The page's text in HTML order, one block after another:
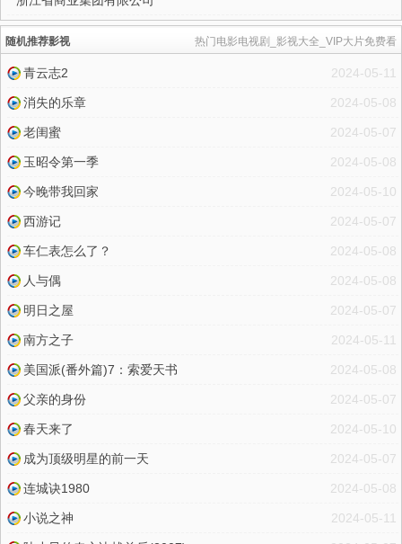
热门电影电视剧_影视大全_VIP大片免费看
随机推荐影视
2024-05-11
青云志2
2024-05-08
消失的乐章
2024-05-07
老闺蜜
2024-05-08
玉昭令第一季
2024-05-10
今晚带我回家
2024-05-07
西游记
2024-05-08
车仁表怎么了？
2024-05-08
人与偶
2024-05-07
明日之屋
2024-05-11
南方之子
2024-05-08
美国派(番外篇)7：索爱天书
2024-05-07
父亲的身份
2024-05-10
春天来了
2024-05-07
成为顶级明星的前一天
2024-05-08
连城诀1980
2024-05-11
小说之神